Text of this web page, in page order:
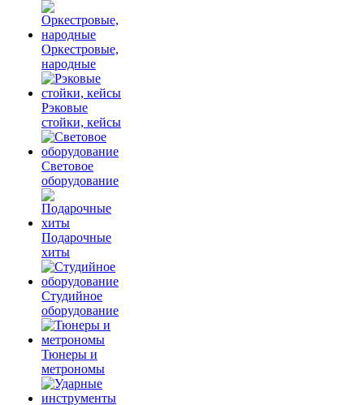
Оркестровые,
народные
Рэковые
стойки, кейсы
Световое
оборудование
Подарочные
хиты
Студийное
оборудование
Тюнеры и
метрономы